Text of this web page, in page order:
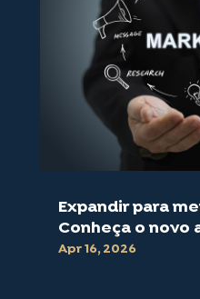
Expandir para
Conheça o novo
Apr 16, 2026